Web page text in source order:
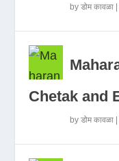
byडोम कावळा
Chetak and
byडोम कावळा